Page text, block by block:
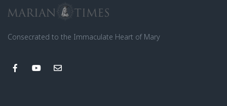
Consecrated to the Immaculate Heart of Mary